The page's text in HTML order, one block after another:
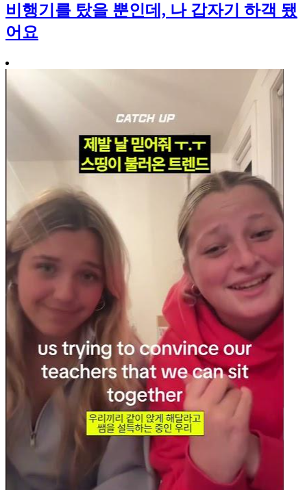
비행기를 탔을 뿐인데, 나 갑자기 하객 됐
어요